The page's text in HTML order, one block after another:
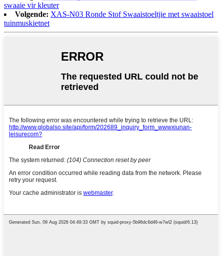
swaaie vir kleuter
Volgende: XAS-N03 Ronde Stof Swaaistoeltjie met swaaistoel
tuinmuskietnet